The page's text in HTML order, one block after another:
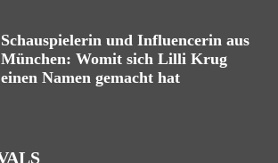
Schauspielerin und Influencerin aus
München: Womit sich Lilli Krug
einen Namen gemacht hat